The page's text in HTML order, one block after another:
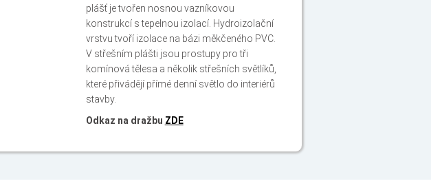
plášť je tvořen nosnou vazníkovou
konstrukcí s tepelnou izolací. Hydroizolační
vrstvu tvoří izolace na bázi měkčeného PVC.
V střešním plášti jsou prostupy pro tři
komínová tělesa a několik střešních světlíků,
které přivádějí přímé denní světlo do interiérů
stavby.
Odkaz na dražbu ZDE